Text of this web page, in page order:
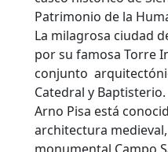
Patrimonio de la
La milagrosa ciudad
por su famosa Torre
conjunto
Catedral y
Arno Pisa está
architectura